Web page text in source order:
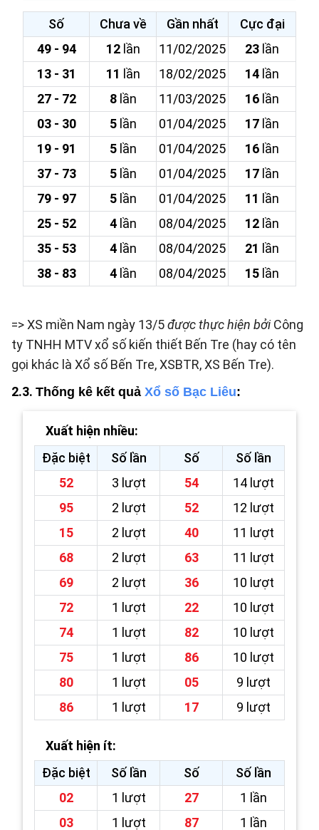
Số Chưa về Gần nhất
Cực đại
49 - 94
12lần 11/02/2025 23 lần
13 - 31
11 lần 18/02/2025 14 lần
27 - 72
8lần 11/03/2025 16 lần
03 - 30
5lần 01/04/2025 17 lần
19 - 91
5lần 01/04/2025 16 lần
37 - 73
5lần 01/04/2025 17 lần
79 - 97
5lần 01/04/2025 11 lần
25 - 52
4lần 08/04/2025 12 lần
35 - 53
4lần 08/04/2025 21 lần
38 - 83
4lần 08/04/2025 15 lần
=> XS miền Nam ngày 13/5được thực hiện bởiCông
ty TNHH MTV xổ số kiến thiết Bến Tre (hay có tên
gọi khác là Xổ số Bến Tre, XSBTR, XS Bến Tre).
2.3. Thống kê kết quả Xổ số Bạc Liêu:
Xuất hiện nhiều:
Đặc biệt
Số lần Số
Số lần
52
3 lượt 54
14 lượt
95
2 lượt 52
12 lượt
15
2 lượt 40
11 lượt
68
2 lượt 63
11 lượt
69
2 lượt 36
10 lượt
72
1 lượt 22
10 lượt
74
1 lượt 82
10 lượt
75
1 lượt 86
10 lượt
80
1 lượt 05
9 lượt
86
1 lượt 17 9 lượt
Xuất hiện ít:
Đặc biệt
Số lần Số
Số lần
02
1 lượt 27
1 lần
03
1 lượt 87
1 lần